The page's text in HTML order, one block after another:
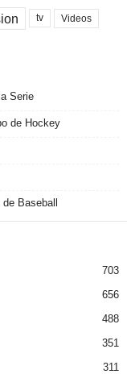
tv Videos
Serie
de Hockey
Baseball
703
656
488
351
311